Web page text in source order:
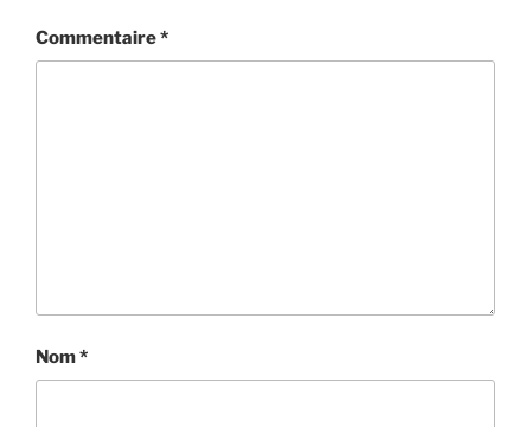
Commentaire*
Nom*